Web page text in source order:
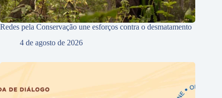
Redes pela Conservação une esforços contra o desmatamento
4 de agosto de 2026